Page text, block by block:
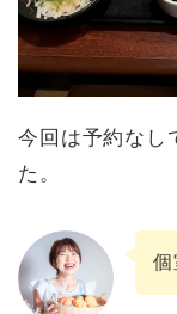
今回は予約なし
た。
個